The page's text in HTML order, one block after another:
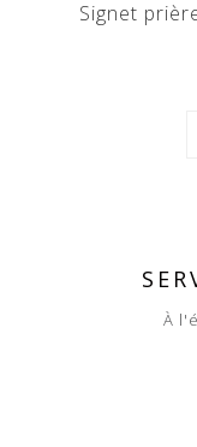
Signet
À